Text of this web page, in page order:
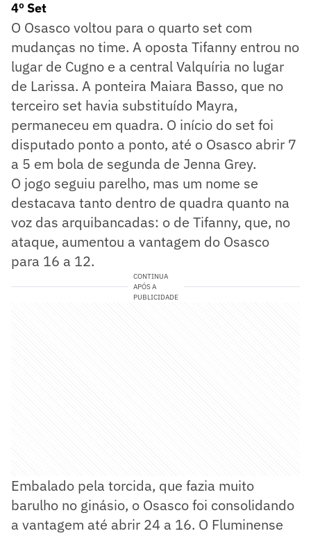
4º Set
O Osasco voltou para o quarto set com
mudanças no time. A oposta Tifanny entrou no
lugar de Cugno e a central Valquíria no lugar
de Larissa. A ponteira Maiara Basso, que no
terceiro set havia substituído Mayra,
permaneceu em quadra. O início do set foi
disputado ponto a ponto, até o Osasco abrir 7
a 5 em bola de segunda de Jenna Grey.
O jogo seguiu parelho, mas um nome se
destacava tanto dentro de quadra quanto na
voz das arquibancadas: o de Tifanny, que, no
ataque, aumentou a vantagem do Osasco
para 16 a 12.
CONTINUA
APÓS A
PUBLICIDADE
Embalado pela torcida, que fazia muito
barulho no ginásio, o Osasco foi consolidando
a vantagem até abrir 24 a 16. O Fluminense